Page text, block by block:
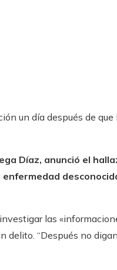
un día después de
Díaz, anunció el
las
“Después no